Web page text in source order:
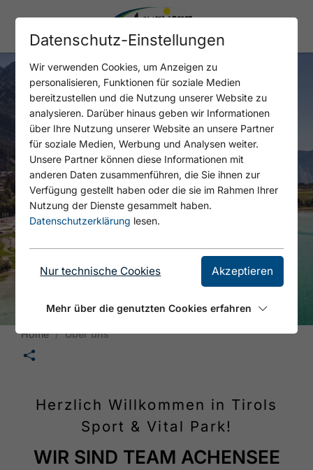
Home Über uns
🛄
Herzlich Willkommen in Tirols
Sport & Vital Park!
WIR SIND TEAM ACHENSEE
Datenschutz-Einstellungen
Wir verwenden Cookies, um Anzeigen zu
personalisieren, Funktionen für soziale Medien
bereitzustellen und die Nutzung unserer Website zu
analysieren. Darüber hinaus geben wir Informationen
über Ihre Nutzung unserer Website an unsere Partner
für soziale Medien, Werbung und Analysen weiter.
Unsere Partner können diese Informationen mit
anderen Daten zusammenführen, die Sie ihnen zur
Verfügung gestellt haben oder die sie im Rahmen Ihrer
Nutzung der Dienste gesammelt haben.
Datenschutzerklärung lesen.
Nur technische Cookies Akzeptieren
Mehr über die genutzten Cookies erfahren